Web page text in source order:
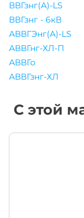
ВВГзнг(A)-LS
ВВГзнг - 6кВ
АВВГЭнг(A)-LS
АВВГнг-ХЛ-П
АВВГо
АВВГзнг-ХЛ
С этой